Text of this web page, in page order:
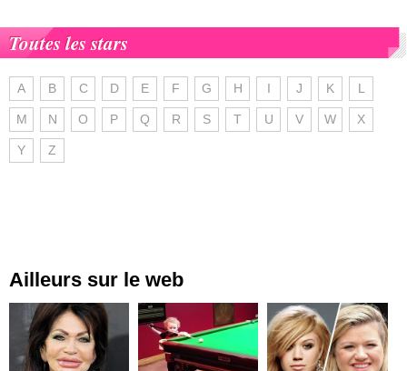
Toutes les stars
A B C D E F G H I J K L
M N O P Q R S T U V W X
Y Z
Ailleurs sur le web